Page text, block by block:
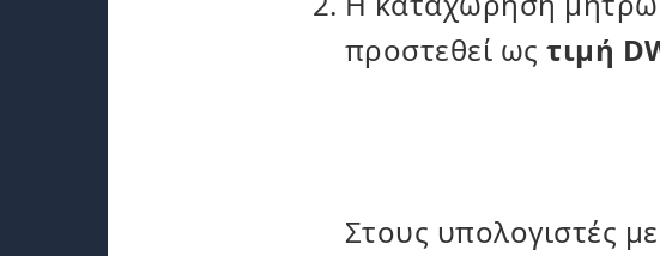
προστεθεί ωςτιμή
Στους υπολογιστές